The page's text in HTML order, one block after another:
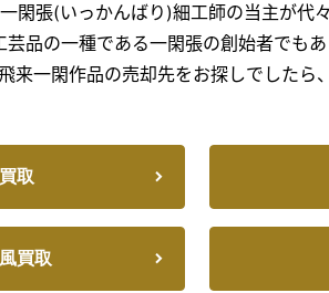
一閑張(いっかんばり)細工師の当主が代
芸品の一種である一閑張の創始者でも
来一閑作品の売却先をお探しでしたら
取
買取